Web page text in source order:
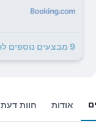
9 מבצעים נוספים לMarni Village
אודות חוות דעת